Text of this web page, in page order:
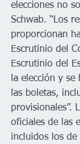
elecciones no
Schwab. “Los
proporcionan
Escrutinio del
Escrutinio del
la elección y se
las boletas,
provisionales”.
oficiales de las
incluidos los de